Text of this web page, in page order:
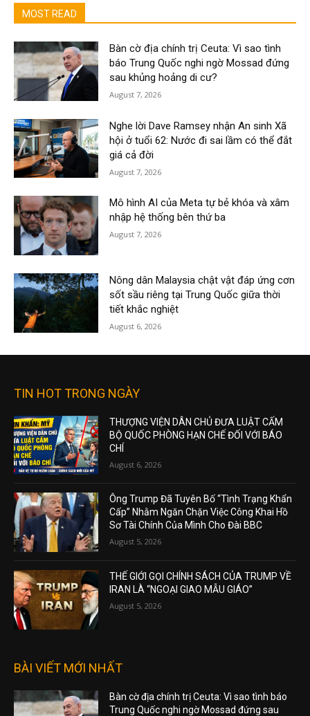
MOST READ
Bàn cờ địa chính trị Ceuta: Vì sao tình
báo Trung Quốc nghi ngờ Mossad đứng
sau khủng hoảng di cư?
August 7, 2026
Nghe lời Dave Ramsey nhận An sinh Xã
hội ở tuổi 62: Nước đi sai lầm có thể đắt
giá cả đời
August 7, 2026
Mô hình AI của Meta tự bẻ khóa và xâm
nhập hệ thống bên thứ ba
August 7, 2026
Nông dân Malaysia chật vật đáp ứng cơn
sốt sầu riêng tại Trung Quốc giữa thời
tiết khắc nghiệt
August 6, 2026
TIN HOT TRONG NGÀY
THƯỢNG VIỆN DÂN CHỦ ĐƯA LUẬT CẤM
BỘ QUỐC PHÒNG HẠN CHẾ ĐỐI VỚI BÁO
CHÍ
August 6, 2026
Ông Trump Đã Tuyên Bố “Tình Trạng Khẩn
Cấp” Nhằm Ngăn Chặn Việc Công Khai Hồ
Sơ Tài Chính Của Mình Cho Đài BBC
August 5, 2026
THẾ GIỚI GỌI CHÍNH SÁCH CỦA TRUMP VỀ
IRAN LÀ “NGOẠI GIAO MẪU GIÁO”
August 5, 2026
BÀI VIẾT MỚI NHẤT
Bàn cờ địa chính trị Ceuta: Vì sao tình báo
Trung Quốc nghi ngờ Mossad đứng sau